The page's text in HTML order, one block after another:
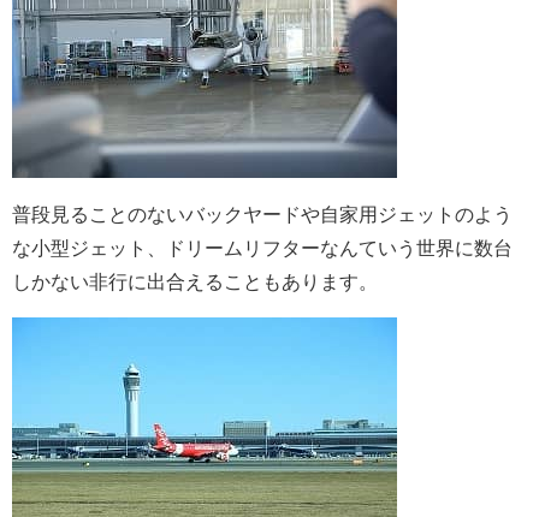
普段見ることのないバックヤードや自家用ジェットのよう
な小型ジェット、ドリームリフターなんていう世界に数台
しかない非行に出合えることもあります。